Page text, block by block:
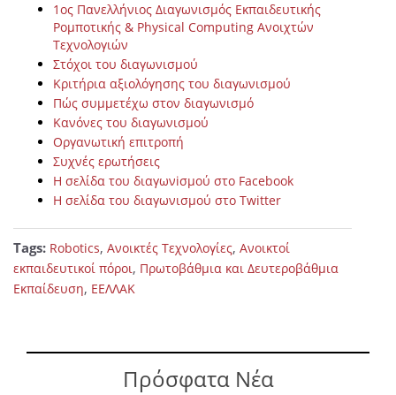
1ος Πανελλήνιος Διαγωνισμός Εκπαιδευτικής
Ρομποτικής & Physical Computing Ανοιχτών
Τεχνολογιών
Στόχοι του διαγωνισμού
Κριτήρια αξιολόγησης του διαγωνισμού
Πώς συμμετέχω στον διαγωνισμό
Κανόνες του διαγωνισμού
Οργανωτική επιτροπή
Συχνές ερωτήσεις
Η σελίδα του διαγωνiσμού στο Facebook
H σελίδα του διαγωνισμού στο Twitter
Tags: Robotics, Ανοικτές Τεχνολογίες, Ανοικτοί
εκπαιδευτικοί πόροι, Πρωτοβάθμια και Δευτεροβάθμια
Εκπαίδευση, ΕΕΛΛΑΚ
Πρόσφατα Νέα